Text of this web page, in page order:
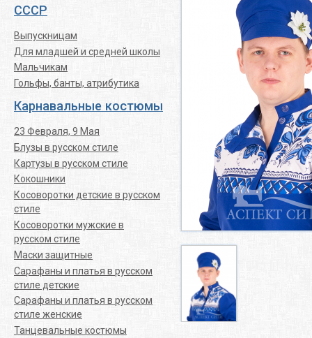
СССР
Выпускницам
Для младшей и средней школы
Мальчикам
Гольфы, банты, атрибутика
Карнавальные костюмы
23 Февраля, 9 Мая
Блузы в русском стиле
Картузы в русском стиле
Кокошники
Косоворотки детские в русском
стиле
Косоворотки мужские в
русском стиле
Маски защитные
Сарафаны и платья в русском
стиле детские
Сарафаны и платья в русском
стиле женские
Танцевальные костюмы